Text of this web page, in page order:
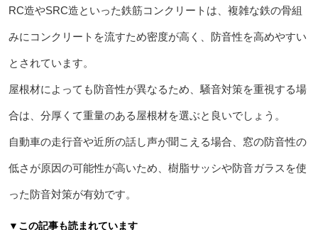
RC造やSRC造といった鉄筋コンクリートは、複雑な鉄の骨組
みにコンクリートを流すため密度が高く、防音性を高めやすい
とされています。
屋根材によっても防音性が異なるため、騒音対策を重視する場
合は、分厚くて重量のある屋根材を選ぶと良いでしょう。
自動車の走行音や近所の話し声が聞こえる場合、窓の防音性の
低さが原因の可能性が高いため、樹脂サッシや防音ガラスを使
った防音対策が有効です。
▼この記事も読まれています